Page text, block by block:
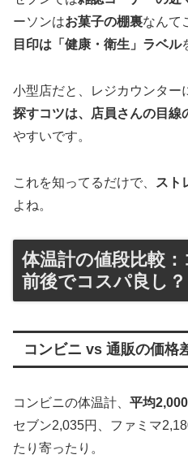
ーソンはお菓子の棚裏なんて
目印は「健康・衛生」ラベル
小型店だと、レジカウンター
探すコツは、店員さんの目線
やすいです。
これを知ってるだけで、 スト
よね。
体温計の値段比較
前後でコスパ良し？
コンビニ vs 通販の価格
コンビニの体温計、 平均
セブン2,035円、ファミマ
たり寄ったり。